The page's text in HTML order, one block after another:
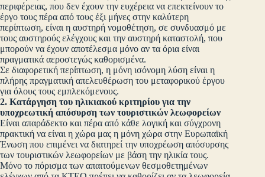
περιφέρειας, που δεν έχουν την ευχέρεια να επεκτείνουν το
έργο τους πέρα από τους έξι μήνες στην καλύτερη
περίπτωση, είναι η αυστηρή νομοθέτηση, σε συνδυασμό με
τους αυστηρούς ελέγχους και την αυστηρή καταστολή, που
μπορούν να έχουν αποτέλεσμα μόνο αν τα όρια είναι
πραγματικά αεροστεγώς καθορισμένα.
Σε διαφορετική περίπτωση, η μόνη ισόνομη λύση είναι η
πλήρης πραγματική απελευθέρωση του μεταφορικού έργου
για όλους τους εμπλεκόμενους.
2. Κατάργηση του ηλικιακού κριτηρίου για την
υποχρεωτική απόσυρση των τουριστικών λεωφορείων
Είναι απαράδεκτο και πέρα από κάθε λογική και σύγχρονη
πρακτική να είναι η χώρα μας η μόνη χώρα στην Ευρωπαϊκή
Ένωση που επιμένει να διατηρεί την υποχρέωση απόσυρσης
των τουριστικών λεωφορείων με βάση την ηλικία τους.
Μόνο το πόρισμα των απαιτούμενων θεσμοθετημένων